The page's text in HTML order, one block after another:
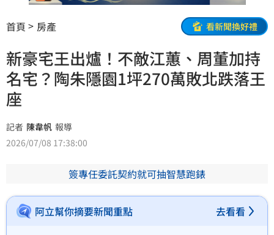
首頁 房產 看新聞換好禮
新豪宅王出爐！不敵江蕙、周董加持
名宅？陶朱隱園1坪270萬敗北跌落王
座
記者 陳韋帆 報導
2026/07/08 17:38:00
簽專任委託契約就可抽智慧跑錶
阿立幫你摘要新聞重點 去看看